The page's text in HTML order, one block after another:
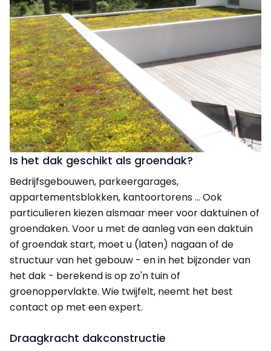
Is het dak geschikt als groendak?
Bedrijfsgebouwen, parkeergarages,
appartementsblokken, kantoortorens … Ook
particulieren kiezen alsmaar meer voor daktuinen of
groendaken. Voor u met de aanleg van een daktuin
of groendak start, moet u (laten) nagaan of de
structuur van het gebouw - en in het bijzonder van
het dak - berekend is op zo'n tuin of
groenoppervlakte. Wie twijfelt, neemt het best
contact op met een expert.
Draagkracht dakconstructie